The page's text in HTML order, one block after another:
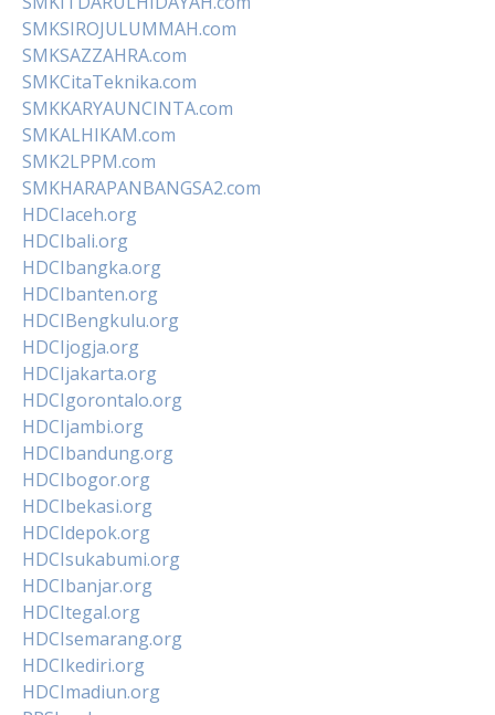
SMKSIROJULUMMAH.com
SMKSAZZAHRA.com
SMKCitaTeknika.com
SMKKARYAUNCINTA.com
SMKALHIKAM.com
SMK2LPPM.com
SMKHARAPANBANGSA2.com
HDCIaceh.org
HDCIbali.org
HDCIbangka.org
HDCIbanten.org
HDCIBengkulu.org
HDCIjogja.org
HDCIjakarta.org
HDCIgorontalo.org
HDCIjambi.org
HDCIbandung.org
HDCIbogor.org
HDCIbekasi.org
HDCIdepok.org
HDCIsukabumi.org
HDCIbanjar.org
HDCItegal.org
HDCIsemarang.org
HDCIkediri.org
HDCImadiun.org